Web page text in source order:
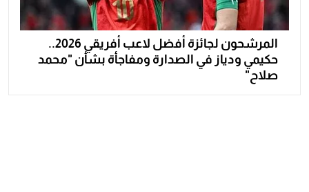
المرشحون لجائزة أفضل لاعب أفريقي 2026..
حكيمي ودياز في الصدارة ومفاجأة بشأن "محمد
صلاح"